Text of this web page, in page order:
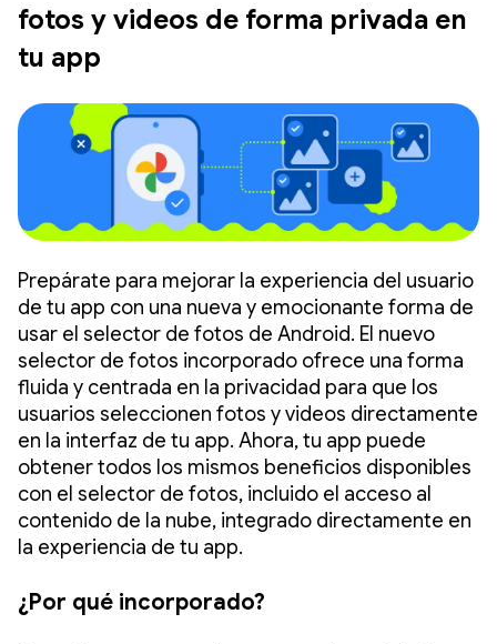
fotos y videos de forma privada en
tu app
Prepárate para mejorar la experiencia del usuario
de tu app con una nueva y emocionante forma de
usar el selector de fotos de Android. El nuevo
selector de fotos incorporado ofrece una forma
fluida y centrada en la privacidad para que los
usuarios seleccionen fotos y videos directamente
en la interfaz de tu app. Ahora, tu app puede
obtener todos los mismos beneficios disponibles
con el selector de fotos, incluido el acceso al
contenido de la nube, integrado directamente en
la experiencia de tu app.
¿Por qué incorporado?